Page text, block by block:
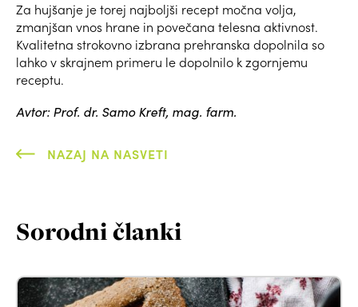
Za hujšanje je torej najboljši recept močna volja,
zmanjšan vnos hrane in povečana telesna aktivnost.
Kvalitetna strokovno izbrana prehranska dopolnila so
lahko v skrajnem primeru le dopolnilo k zgornjemu
receptu.
Avtor: Prof. dr. Samo Kreft, mag. farm.
NAZAJ NA NASVETI
Sorodni članki